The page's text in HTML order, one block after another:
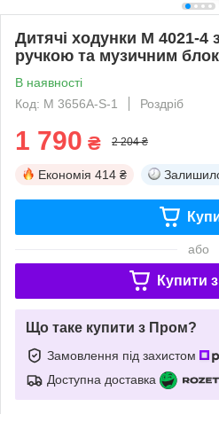
Дитячі ходунки M 4021-4
ручкою та музичним
В наявності
Код: M 3656A-S-1
Роздріб
1 790 ₴ 2 204 ₴
Економія 414 ₴
або
Купити з
Що таке купити з Пром?
Замовлення під захистом
Доступна доставка